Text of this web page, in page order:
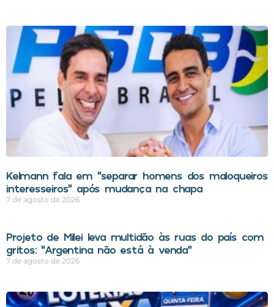
Kelmann fala em “separar homens dos maloqueiros
interesseiros” após mudança na chapa
7 de agosto de 2026
Projeto de Milei leva multidão às ruas do país com
gritos: “Argentina não está à venda”
7 de agosto de 2026